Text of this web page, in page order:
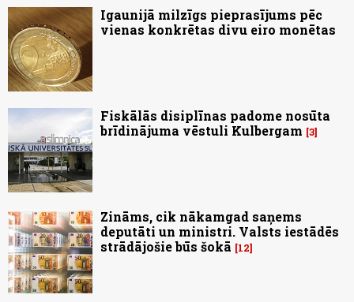
Igaunijā milzīgs pieprasījums pēc
vienas konkrētas divu eiro monētas
Fiskālās disiplīnas padome nosūta
brīdinājuma vēstuli Kulbergam 3
Zināms, cik nākamgad saņems
deputāti un ministri. Valsts iestādēs
strādājošie būs šokā
12